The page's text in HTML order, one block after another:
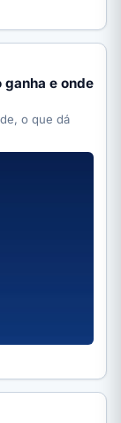
e onde
o que dá